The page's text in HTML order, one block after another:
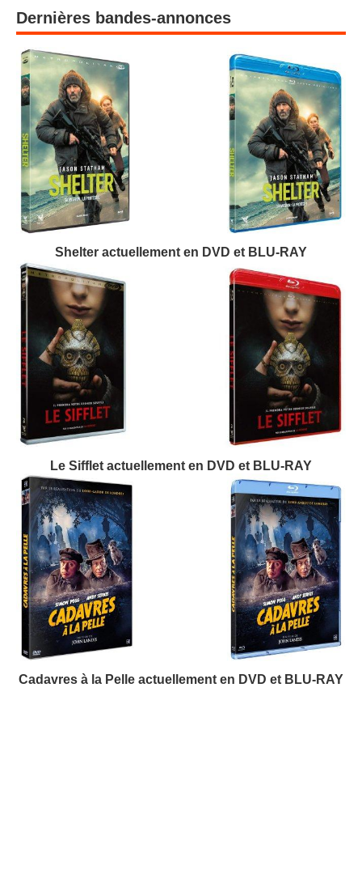
Dernières bandes-annonces
Shelter actuellement en DVD et BLU-RAY
Le Sifflet actuellement en DVD et BLU-RAY
Cadavres à la Pelle actuellement en DVD et BLU-RAY